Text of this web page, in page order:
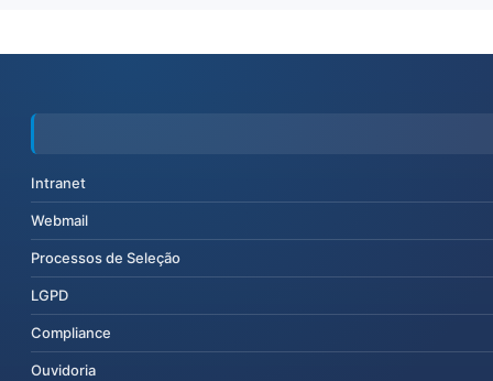
Intranet
Webmail
Processos de Seleção
LGPD
Compliance
Ouvidoria